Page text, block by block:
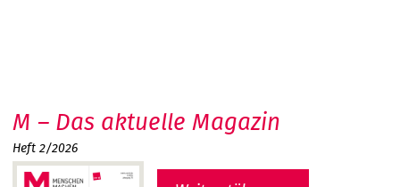
M – Das aktuelle Magazin
Heft 2/2026